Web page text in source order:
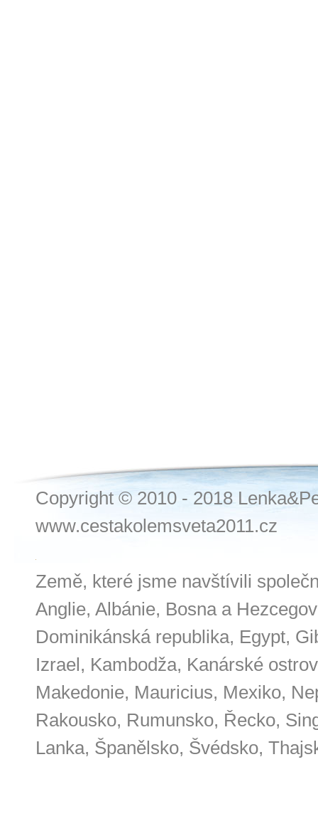
Copyright © 2010 - 2018
www.cestakolemsveta2011.cz
Země, které jsme navštívili
Anglie, Albánie, Bosna a
Dominikánská republika, Egypt,
Izrael, Kambodža, Kanárské
Makedonie, Mauricius, Mexiko,
Rakousko, Rumunsko, Řecko,
Lanka, Španělsko, Švédsko,